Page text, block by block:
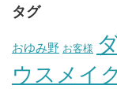
タグ
おゆみ野 お客様
ウスメイ